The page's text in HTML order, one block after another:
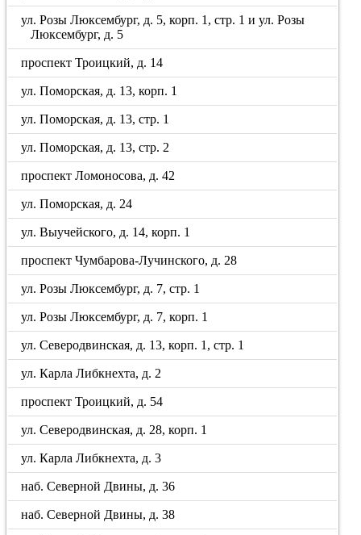
ул. Розы Люксембург, д. 5, корп. 1, стр. 1 и ул. Розы
Люксембург, д. 5
проспект Троицкий, д. 14
ул. Поморская, д. 13, корп. 1
ул. Поморская, д. 13, стр. 1
ул. Поморская, д. 13, стр. 2
проспект Ломоносова, д. 42
ул. Поморская, д. 24
ул. Выучейского, д. 14, корп. 1
проспект Чумбарова-Лучинского, д. 28
ул. Розы Люксембург, д. 7, стр. 1
ул. Розы Люксембург, д. 7, корп. 1
ул. Северодвинская, д. 13, корп. 1, стр. 1
ул. Карла Либкнехта, д. 2
проспект Троицкий, д. 54
ул. Северодвинская, д. 28, корп. 1
ул. Карла Либкнехта, д. 3
наб. Северной Двины, д. 36
наб. Северной Двины, д. 38